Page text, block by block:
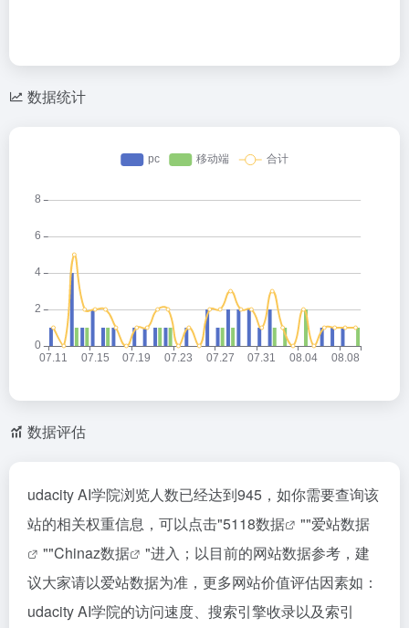
数据统计
数据评估
udacity AI学院浏览人数已经达到945，如你需要查询该
站的相关权重信息，可以点击"5118数据 ""爱站数据
""Chinaz数据
"进入；以目前的网站数据参考，建
议大家请以爱站数据为准，更多网站价值评估因素如：
udacity AI学院的访问速度、搜索引擎收录以及索引